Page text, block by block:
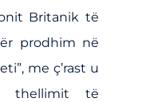
Britanik të
prodhim në
me ç’rast u
thellimit të